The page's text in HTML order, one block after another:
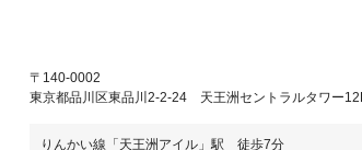
〒140-0002
東京都品川区東品川2-2-24 天王洲セントラルタワー
りんかい線「天王洲アイル」駅 徒歩7分